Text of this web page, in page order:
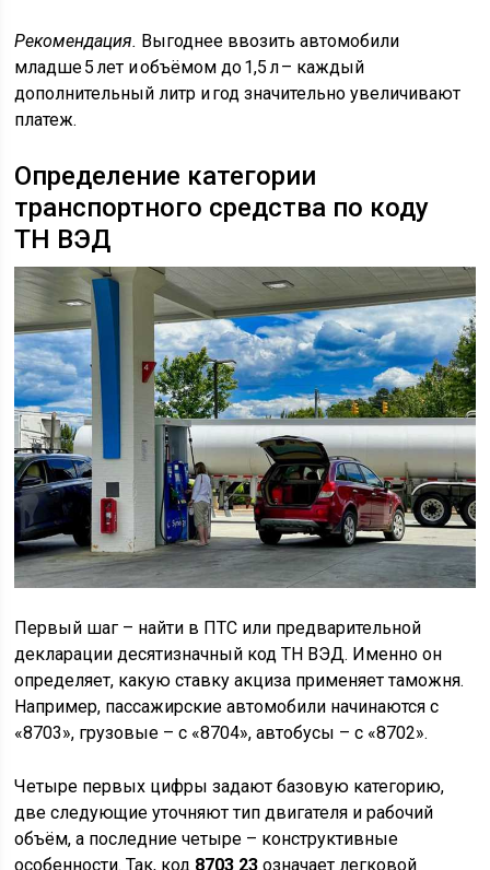
Рекомендация. Выгоднее ввозить автомобили
младше 5 лет и объёмом до 1,5 л – каждый
дополнительный литр и год значительно увеличивают
платеж.
Определение категории
транспортного средства по коду
ТН ВЭД
Первый шаг – найти в ПТС или предварительной
декларации десятизначный код ТН ВЭД. Именно он
определяет, какую ставку акциза применяет таможня.
Например, пассажирские автомобили начинаются с
«8703», грузовые – с «8704», автобусы – с «8702».
Четыре первых цифры задают базовую категорию,
две следующие уточняют тип двигателя и рабочий
объём, а последние четыре – конструктивные
особенности. Так, код 8703 23 означает легковой